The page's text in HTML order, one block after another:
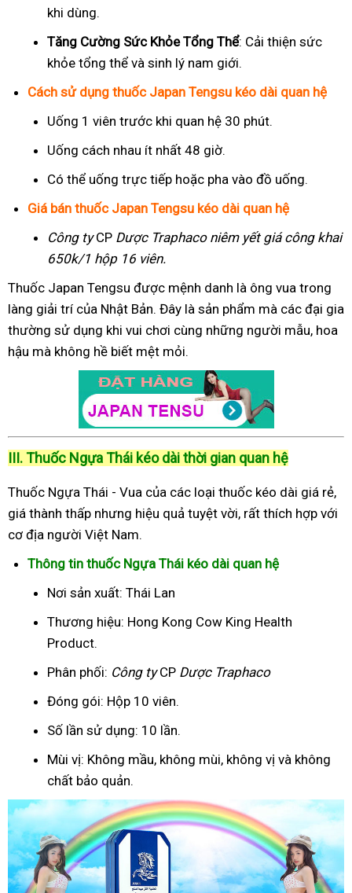
khi dùng.
Tăng Cường Sức Khỏe Tổng Thể: Cải thiện sức
khỏe tổng thể và sinh lý nam giới.
Cách sử dụng thuốc Japan Tengsu kéo dài quan hệ
Uống 1 viên trước khi quan hệ 30 phút.
Uống cách nhau ít nhất 48 giờ.
Có thể uống trực tiếp hoặc pha vào đồ uống.
Giá bán thuốc Japan Tengsu kéo dài quan hệ
Công tyCP Dược Traphaconiêm yết giá công khai
650k/1 hộp 16 viên.
Thuốc Japan Tengsu được mệnh danh là ông vua trong
làng giải trí của Nhật Bản. Đây là sản phẩm mà các đại gia
thường sử dụng khi vui chơi cùng những người mẫu, hoa
hậu mà không hề biết mệt mỏi.
III. Thuốc Ngựa Thái kéo dài thời gian quan hệ
Thuốc Ngựa Thái - Vua của các loại thuốc kéo dài giá rẻ,
giá thành thấp nhưng hiệu quả tuyệt vời, rất thích hợp với
cơ địa người Việt Nam.
Thông tin thuốc Ngựa Thái kéo dài quan hệ
Nơi sản xuất: Thái Lan
Thương hiệu: Hong Kong Cow King Health
Product.
Phân phối: Công tyCP Dược Traphaco
Đóng gói: Hộp 10 viên.
Số lần sử dụng: 10 lần.
Mùi vị: Không mầu, không mùi, không vị và không
chất bảo quản.